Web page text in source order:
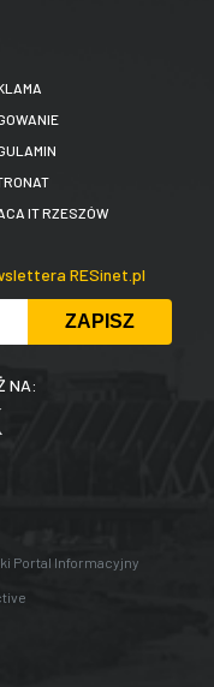
IT RZESZÓW
RESinet.pl
NA:
Portal Informacyjny